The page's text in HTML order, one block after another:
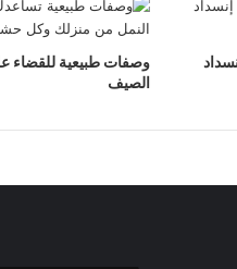
وصفات طبيعية للقضاء
الصيف